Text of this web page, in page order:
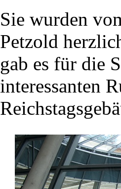
Sie wurden
Petzold
gab es für die
interessanten